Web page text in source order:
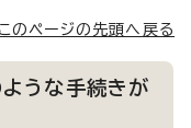
このページの先頭へ戻る
うな手続きが